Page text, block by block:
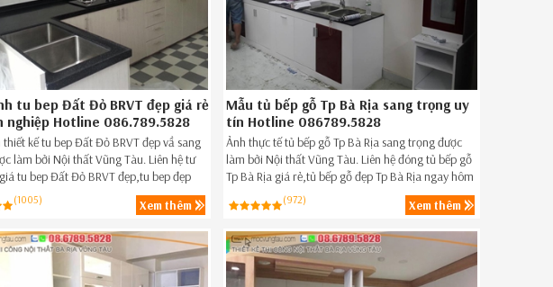
tu bep Đất Đỏ BRVT đẹp giá rẻ
nghiệp Hotline 086.789.5828
thiết kế tu bep Đất Đỏ BRVT đẹp vầ sang
làm bởi Nội thất Vũng Tàu. Liên hệ tư
tu bep Đất Đỏ BRVT đẹp,tu bep đẹp
Đỏ BRVT ngay hôm nay SĐT 08-6789-
(1005) Xem thêm
Mẫu tủ bếp gỗ Tp Bà Rịa sang trọng uy
tín Hotline 086789.5828
Ảnh thực tế tủ bếp gỗ Tp Bà Rịa sang trọng được
làm bởi Nội thất Vũng Tàu. Liên hệ đóng tủ bếp gỗ
Tp Bà Rịa giá rẻ,tủ bếp gỗ đẹp Tp Bà Rịa ngay hôm
nay 08-6789-5828.
(972) Xem thêm